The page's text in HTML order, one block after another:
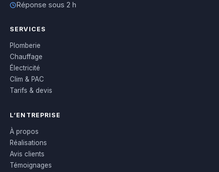
Réponse sous 2 h
SERVICES
Plomberie
Chauffage
Électricité
Clim & PAC
Tarifs & devis
L’ENTREPRISE
À propos
Réalisations
Avis clients
Témoignages